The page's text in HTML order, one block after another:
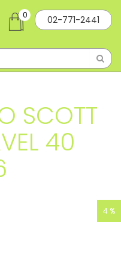
02-771-2441
0
SCOTT
40
4 %